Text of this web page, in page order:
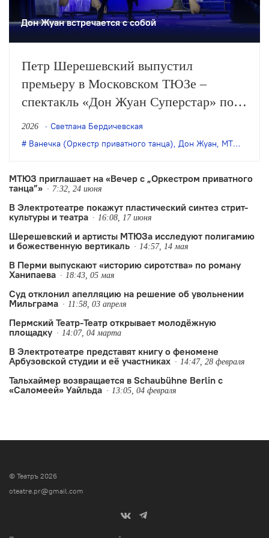
Дон Жуан встречается с собой
Петр Шерешевский выпустил
премьеру в Московском ТЮЗе –
спектакль «Дон Жуан Суперстар» по
собственной пьесе (Семен Саксеев –
его псевдоним), в основе которой
обольстителе и сердцееде. Режиссер
продолжает исследовать природу
любви и как будто завершает…
2026
Светлана Бердичевская
Ванечка (Оркестр приватного танца), Дон Жуан, МТЮЗ
МТЮЗ приглашает на «Вечер с „Оркестром приватного
танца”»
7:32, 24 июня
В Электротеатре покажут пластический синтез стрит-
культуры и театра
16:08, 17 июня
Шерешевский и артисты МТЮЗа исследуют полигамию
и божественную вертикаль
14:57, 14 мая
В Перми выпускают «историю сиротства» по роману
Ханипаева
18:43, 05 мая
Суд отклонил апелляцию на решение об увольнении
Мильграма
11:58, 03 апреля
Пермский Театр-Театр открывает молодёжную
площадку
14:07, 04 марта
В Электротеатре представят книгу о феномене
Арбузовской студии и её участниках
14:47, 28 февраля
Тальхаймер возвращается в Schaubühne Berlin с
«Саломеей» Уайльда
13:05, 04 февраля
© Театръ 2026
oteatre.pr@gmail.com